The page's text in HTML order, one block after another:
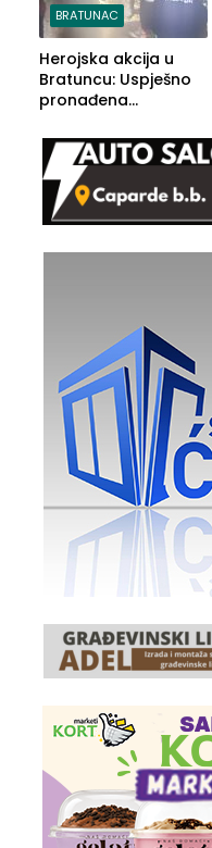
BRATUNAC
Herojska akcija u
Bratuncu: Uspješno
pronađena
a Ivanka Lazić,
rodom iz Kravice.